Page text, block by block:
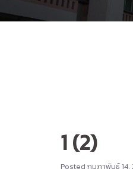
1 (2)
Posted กุมภาพันธ์ 14,